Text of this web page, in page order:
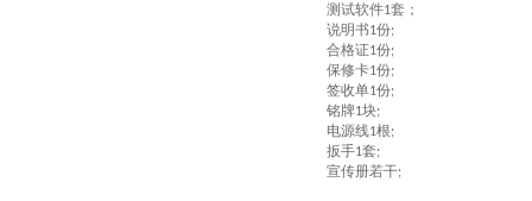
测试软件1套；
说明书1份;
合格证1份;
保修卡1份;
签收单1份;
铭牌1块;
电源线1根;
扳手1套;
宣传册若干;